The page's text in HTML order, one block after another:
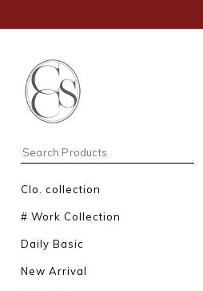
Clo. collection
# Work Collection
Daily Basic
New Arrival